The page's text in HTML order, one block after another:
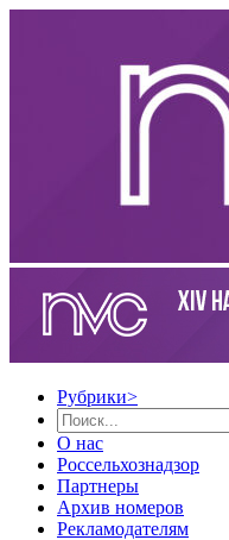
Рубрики>
О нас
Россельхознадзор
Партнеры
Архив номеров
Рекламодателям